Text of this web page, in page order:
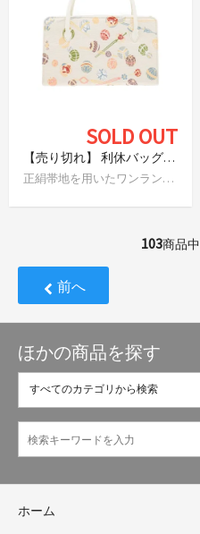
SOLD OUT
【売り切れ】 利休バッグ 鞠と簪
正絹帯地を用いたワンランク上のバッグです
103商品中
前へ
ほかの商品を探す
ホーム